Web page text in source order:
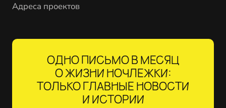
Адреса проектов
ОДНО ПИСЬМО В МЕСЯЦ
О ЖИЗНИ НОЧЛЕЖКИ:
ТОЛЬКО ГЛАВНЫЕ НОВОСТИ
И ИСТОРИИ